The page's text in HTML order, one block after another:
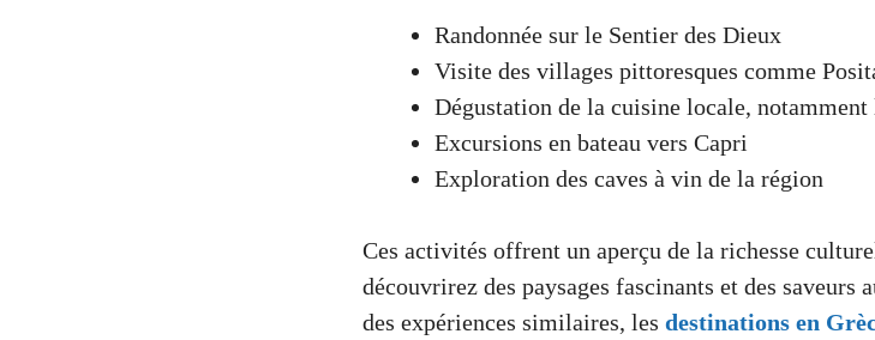
Randonnée sur le Sentier des Dieux
Visite des villages pittoresques comme
Dégustation de la cuisine locale,
Excursions en bateau vers Capri
Exploration des caves à vin de la région
Ces activités offrent un aperçu de la richesse
découvrirez des paysages fascinants et des saveurs
des expériences similaires, les destinations en